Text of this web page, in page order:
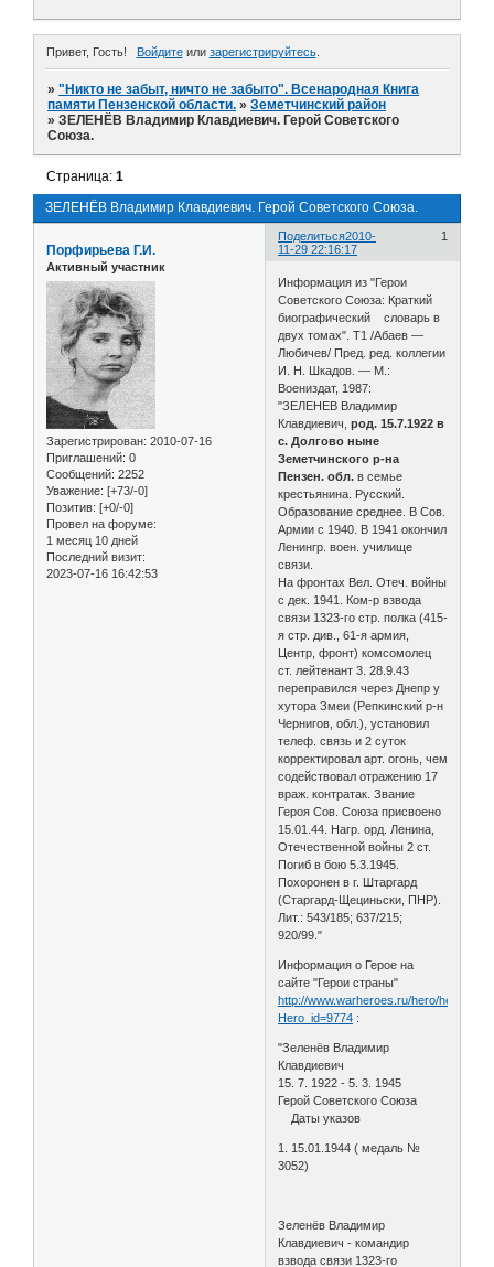
Привет, Гость! Войдитеили зарегистрируйтесь.
»"Никто не забыт, ничто не забыто". Всенародная Книга
памяти Пензенской области. »Земетчинский район
»ЗЕЛЕНЁВ Владимир Клавдиевич. Герой Советского
Союза.
ЗЕЛЕНЁВ Владимир Клавдиевич. Герой Советского Союза.
Страница:1
Поделиться 1
2010-
11-29 22:16:17
Порфирьева Г.И.
Активный участник
Зарегистрирован: 2010-07-16
Приглашений: 0
Сообщений: 2252
Уважение: [+73/-0]
Позитив: [+0/-0]
Провел на форуме:
1 месяц 10 дней
Последний визит:
2023-07-16 16:42:53
Информация из "Герои
Советского Союза: Краткий
биографический словарь в
двух томах". Т1 /Абаев —
Любичев/ Пред. ред. коллегии
И. Н. Шкадов. — М.:
Воениздат, 1987:
"ЗЕЛЕНЕВ Владимир
Клавдиевич,род. 15.7.1922 в
с. Долгово ныне
Земетчинского р-на
Пензен. обл. в семье
крестьянина. Русский.
Образование среднее. В Сов.
Армии с 1940. В 1941 окончил
Ленингр. воен. училище
связи.
На фронтах Вел. Отеч. войны
с дек. 1941. Ком-р взвода
связи 1323-го стр. полка (415-
я стр. див., 61-я армия,
Центр, фронт) комсомолец
ст. лейтенант 3. 28.9.43
переправился через Днепр у
ху­тора Змеи (Репкинский р-н
Чернигов, обл.), установил
телеф. связь и 2 суток
корректировал арт. огонь, чем
содейство­вал отражению 17
враж. контратак. Зва­ние
Героя Сов. Союза присвоено
15.01.44. Нагр. орд. Ленина,
Отечественной войны 2 ст.
Погиб в бою 5.3.1945.
Похоронен в г. Штаргард
(Старгард-Щециньски, ПНР).
Лит.: 543/185; 637/215;
920/99."
Информация о Герое на
сайте "Герои страны"
http://www.warheroes.ru/hero/hero.asp?
Hero_id=9774 :
"Зеленёв Владимир
Клавдиевич
15. 7. 1922 - 5. 3. 1945
Герой Советского Союза
Даты указов
1. 15.01.1944 ( медаль №
3052)
Зеленёв Владимир
Клавдиевич - командир
взвода связи 1323-го